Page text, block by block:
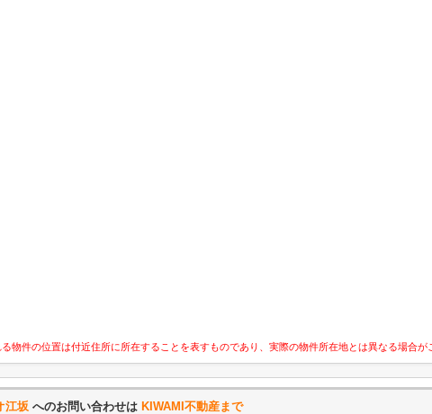
物件の位置は付近住所に所在することを表すものであり、実際の物件所在地とは異なる場合が
江坂 へのお問い合わせは KIWAMI不動産まで